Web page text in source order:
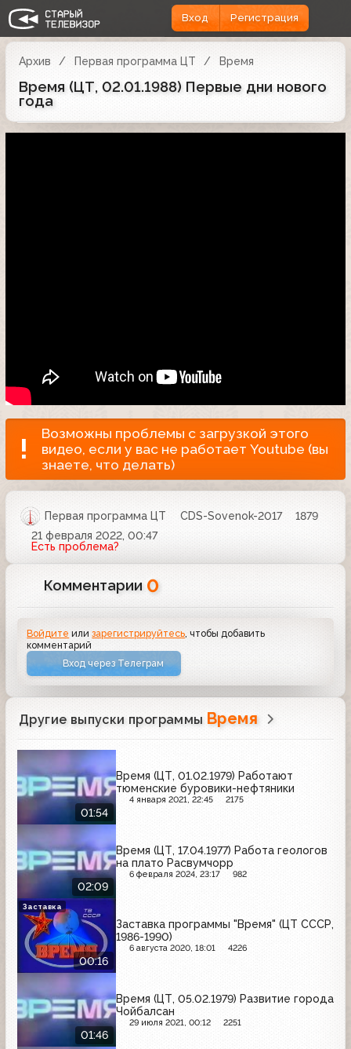
Вход Регистрация
Архив Первая программа ЦТ Время
Время (ЦТ, 02.01.1988) Первые дни нового
года
Возможны проблемы с загрузкой этого
видео, если у вас не работает Youtube (вы
знаете, что делать)
Первая программа ЦТ CDS-Sovenok-2017
1879
21 февраля 2022, 00:47
Есть проблема?
Комментарии 0
Войдите илизарегистрируйтесь , чтобы добавить
комментарий
Вход через Телеграм
Другие выпуски программы Время
01:54
Время (ЦТ, 01.02.1979) Работают
тюменские буровики-нефтяники
4 января 2021, 22:45 2175
02:09
Время (ЦТ, 17.04.1977) Работа геологов
на плато Расвумчорр
6 февраля 2024, 23:17 982
00:16
Заставка программы "Время" (ЦТ СССР,
1986-1990)
6 августа 2020, 18:01 4226
Заставка
01:46
Время (ЦТ, 05.02.1979) Развитие города
Чойбалсан
29 июля 2021, 00:12 2251